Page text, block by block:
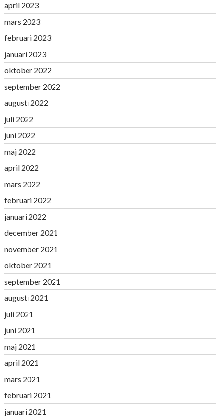
april 2023
mars 2023
februari 2023
januari 2023
oktober 2022
september 2022
augusti 2022
juli 2022
juni 2022
maj 2022
april 2022
mars 2022
februari 2022
januari 2022
december 2021
november 2021
oktober 2021
september 2021
augusti 2021
juli 2021
juni 2021
maj 2021
april 2021
mars 2021
februari 2021
januari 2021